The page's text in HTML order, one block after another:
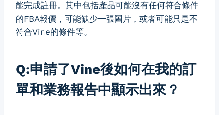
能完成註冊。其中包括產品可能沒有任何符合條件
的FBA報價，可能缺少一張圖片，或者可能只是不
符合Vine的條件等。
Q:申請了Vine後如何在我的訂
單和業務報告中顯示出來？